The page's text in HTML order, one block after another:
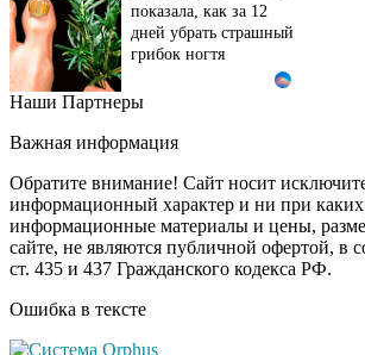
показала, как за 12
дней убрать страшный
грибок ногтя
Этот танец невесты
Пересмотрела 10 раз
i
Ролик длится пару
секунд, но вы будете в
шоке от увиденного
Наши Партнеры
Важная информация
Обратите внимание! Сайт носит
информационный характер и ни при каких
информационные материалы и цены,
сайте, не являются публичной офертой, в
ст. 435 и 437 Гражданского кодекса РФ.
Ошибка в тексте